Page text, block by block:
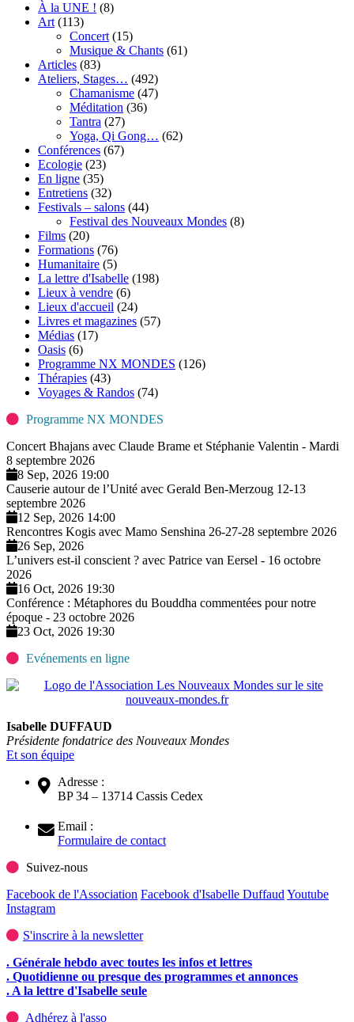
À la UNE ! (8)
Art (113)
Concert (15)
Musique & Chants (61)
Articles (83)
Ateliers, Stages… (492)
Chamanisme (47)
Méditation (36)
Tantra (27)
Yoga, Qi Gong… (62)
Conférences (67)
Ecologie (23)
En ligne (35)
Entretiens (32)
Festivals – salons (44)
Festival des Nouveaux Mondes (8)
Films (20)
Formations (76)
Humanitaire (5)
La lettre d'Isabelle (198)
Lieux à vendre (6)
Lieux d'accueil (24)
Livres et magazines (57)
Médias (17)
Oasis (6)
Programme NX MONDES (126)
Thérapies (43)
Voyages & Randos (74)
Programme NX MONDES
Concert Bhajans avec Claude Brame et Stéphanie Valentin - Mardi
8 septembre 2026
8 Sep, 2026 19:00
Causerie autour de l’Unité avec Gerald Ben-Merzoug 12-13
septembre 2026
12 Sep, 2026 14:00
Rencontres Kogis avec Mamo Senshina 26-27-28 septembre 2026
26 Sep, 2026
L’univers est-il conscient ? avec Patrice van Eersel - 16 octobre
2026
16 Oct, 2026 19:30
Conférence : Métaphores du Bouddha commentées pour notre
époque - 23 octobre 2026
23 Oct, 2026 19:30
Evénements en ligne
Isabelle DUFFAUD
Présidente fondatrice des Nouveaux Mondes
Et son équipe
Adresse :
BP 34 – 13714 Cassis Cedex
Email :
Formulaire de contact
Suivez-nous
Facebook de l'Association Facebook d'Isabelle Duffaud Youtube
Instagram
S'inscrire à la newsletter
. Générale hebdo avec toutes les infos et lettres
. Quotidienne ou presque des programmes et annonces
. A la lettre d'Isabelle seule
Adhérez à l'asso